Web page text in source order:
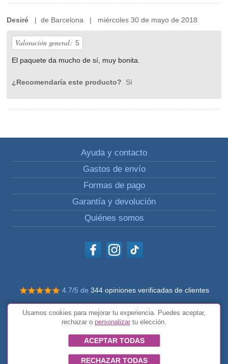
Desiré | de Barcelona | miércoles 30 de mayo de 2018
Valoración general: 5
El paquete da mucho de sí, muy bonita.
¿Recomendaría este producto? Sí
Ayuda y contacto
Gastos de envío
Formas de pago
Garantía y devolución
Quiénes somos
4.7/5 de 344 opiniones verificadas de clientes
© Todos los derechos reservados Impulsivos
Condiciones generales
Usamos cookies para mejorar tu experiencia. Puedes aceptar,
rechazar o personalizar tu elección.
ACEPTAR TODAS
RECHAZAR TODAS